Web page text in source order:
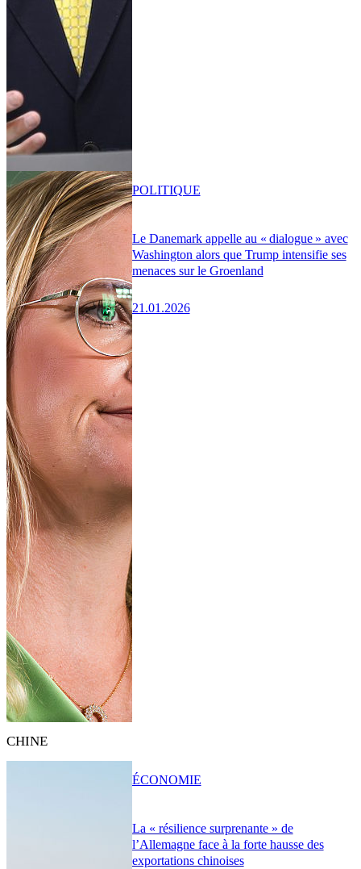
Le Danemark appelle au « dialogue » avec
Washington alors que Trump intensifie ses
menaces sur le Groenland
21.01.2026
POLITIQUE
CHINE
La « résilience surprenante » de
l’Allemagne face à la forte hausse des
exportations chinoises
ÉCONOMIE